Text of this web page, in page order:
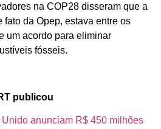
na COP28 disseram que a
da Opep, estava entre os
um acordo para eliminar
fósseis.
publicou
anunciam R$ 450 milhões